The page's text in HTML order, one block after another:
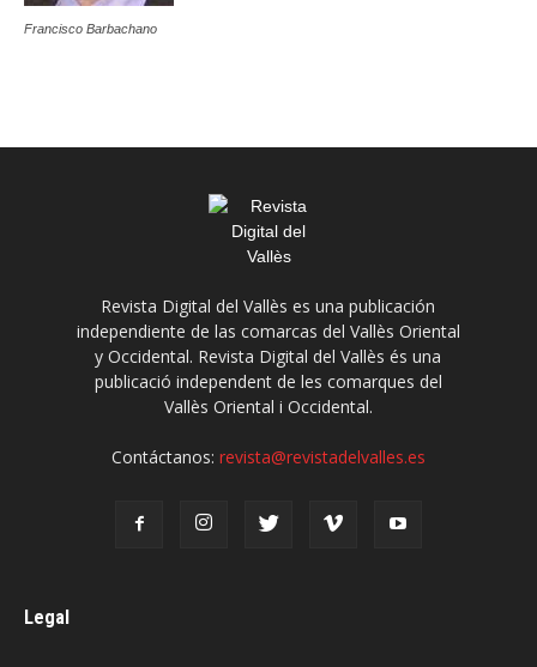
Francisco Barbachano
Revista Digital del Vallès es una publicación
independiente de las comarcas del Vallès Oriental
y Occidental. Revista Digital del Vallès és una
publicació independent de les comarques del
Vallès Oriental i Occidental.
Contáctanos: revista@revistadelvalles.es
Legal